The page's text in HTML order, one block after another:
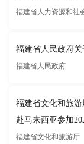
福建省人力资源和社
福建省人民政府
福建省人民政府
福建省文化和旅
赴马来西亚参加
坛并开展文化交流
福建省文化和旅游厅